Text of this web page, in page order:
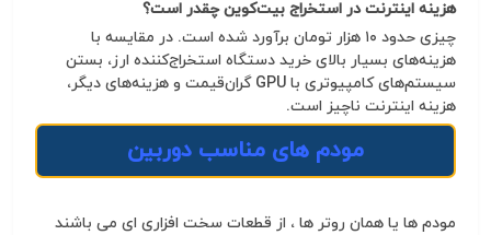
هزینه اینترنت در استخراج بیت‌کوین چقدر است؟
چیزی حدود ۱۰ هزار تومان برآورد شده است. در مقایسه با
هزینه‌های بسیار بالای خرید دستگاه استخراج‌کننده ارز، بستن
سیستم‌های کامپیوتری با GPU گران‌قیمت و هزینه‌های دیگر،
هزینه اینترنت ناچیز است.
مودم های مناسب دوربین
مودم ها یا همان روتر ها ، از قطعات سخت افزاری ای می باشند